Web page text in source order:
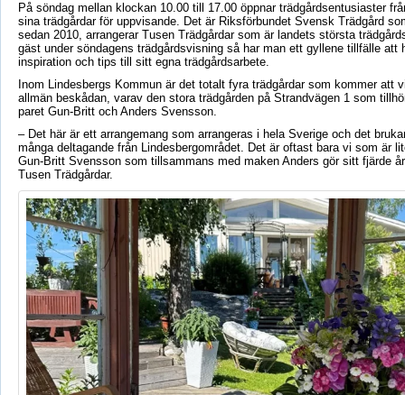
På söndag mellan klockan 10.00 till 17.00 öppnar trädgårdsentusiaster
sina trädgårdar för uppvisande. Det är Riksförbundet Svensk Trädgård
sedan 2010, arrangerar Tusen Trädgårdar som är landets största
gäst under söndagens trädgårdsvisning så har man ett gyllene tillfälle att
inspiration och tips till sitt egna trädgårdsarbete.
Inom Lindesbergs Kommun är det totalt fyra trädgårdar som kommer att
allmän beskådan, varav den stora trädgården på Strandvägen 1 som
paret Gun-Britt och Anders Svensson.
– Det här är ett arrangemang som arrangeras i hela Sverige och det
många deltagande från Lindesbergområdet. Det är oftast bara vi som är
Gun-Britt Svensson som tillsammans med maken Anders gör sitt fjärde
Tusen Trädgårdar.